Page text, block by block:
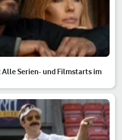
Alle Serien- und Filmstarts im